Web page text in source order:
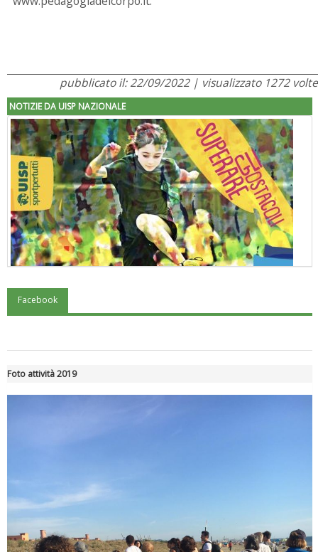
pubblicato il: 22/09/2022 | visualizzato 1272 volte
NOTIZIE DA UISP NAZIONALE
"Superare gli ostacoli": la relazione di Tiziano Pesce al CN Uisp
Luglio 2026: "Pensando con i piedi, si possono fare le
rivoluzioni"
Facebook
Foto attività 2019